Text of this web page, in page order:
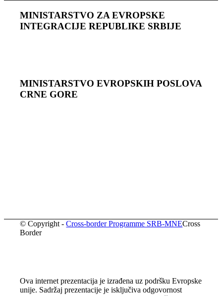
MINISTARSTVO ZA EVROPSKE
INTEGRACIJE REPUBLIKE SRBIJE
MINISTARSTVO EVROPSKIH POSLOVA
CRNЕ GORЕ
© Copyright -Cross-border Programme SRB-MNECross
Border
Ova internet prezentacija je izrađena uz podršku Evropske
unije. Sadržaj prezentacije je isključiva odgovornost